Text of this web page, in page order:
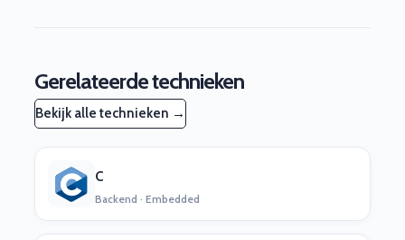
Gerelateerde technieken
Bekijk alle technieken →
C
Backend · Embedded